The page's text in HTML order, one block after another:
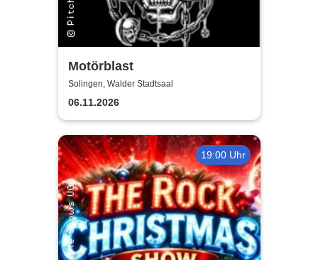
Motörblast
Solingen, Walder Stadtsaal
06.11.2026
19:00 Uhr